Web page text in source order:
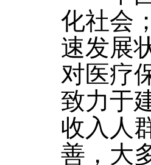
化社会
速发展
对医疗
致力于
收入人
善，大